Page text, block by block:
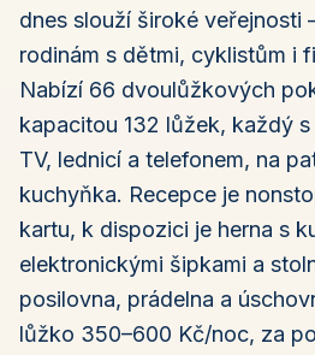
dnes slouží široké
rodinám s dětmi, cyklistům i
Nabízí 66 dvoulůžkových
kapacitou 132 lůžek, každý
TV, lednicí a telefonem, na
kuchyňka. Recepce je
kartu, k dispozici je herna s
elektronickými šipkami a
posilovna, prádelna a
lůžko 350–600 Kč/noc, za